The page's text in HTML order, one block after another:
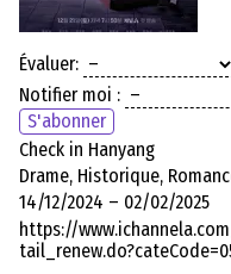
Évaluer:
Notifier moi :
S'abonner
Check in Hanyang
Drame, Historique,
14/12/2024 – 02/02/2025
https://